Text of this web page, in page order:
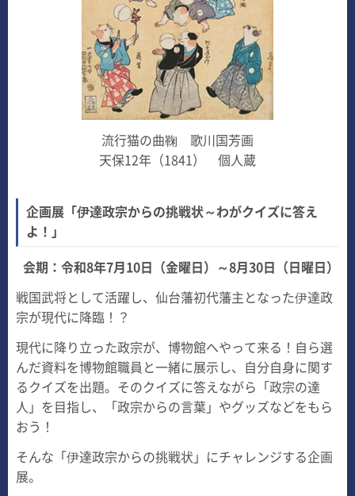
流行猫の曲鞠 歌川国芳画
天保12年（1841） 個人蔵
企画展「伊達政宗からの挑戦状～わがクイズに答え
よ！」
会期：令和8年7月10日（金曜日）～8月30日（日曜日）
戦国武将として活躍し、仙台藩初代藩主となった伊達政
宗が現代に降臨！？
現代に降り立った政宗が、博物館へやって来る！自ら選
んだ資料を博物館職員と一緒に展示し、自分自身に関す
るクイズを出題。そのクイズに答えながら「政宗の達
人」を目指し、「政宗からの言葉」やグッズなどをもら
おう！
そんな「伊達政宗からの挑戦状」にチャレンジする企画
展。